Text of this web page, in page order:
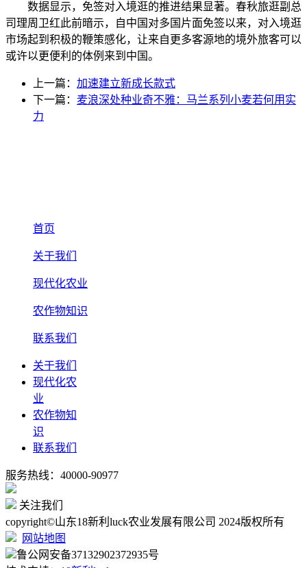
数据显示，免签对入境逛的推进结果显著。春秋旅逛副总
司理周卫红此前暗示，自中国对多国片面免签以来，对入境逛
市场起到积极的鞭策感化，让来自更多客源地的境外旅客可以
或许以更便利的体例来到中国。
上一篇： 加速建立新成长款式
下一篇： 麦浪深处种业奇不雅：马兰系列小麦若何用实
力
首页
关于我们
现代化农业
农作物知识
联系我们
关于我们
现代化农
业
农作物知
识
联系我们
服务热线：40000-90977
关注我们
copyright©山东18新利luck农业发展有限公司 2024版权所有
网站地图
鲁公网安备37132902372935号